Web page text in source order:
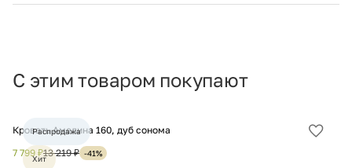
С этим товаром покупают
Кровать Амелина 160, дуб сонома
7 799 ₽13 219 ₽ -41%
Распродажа
Хит